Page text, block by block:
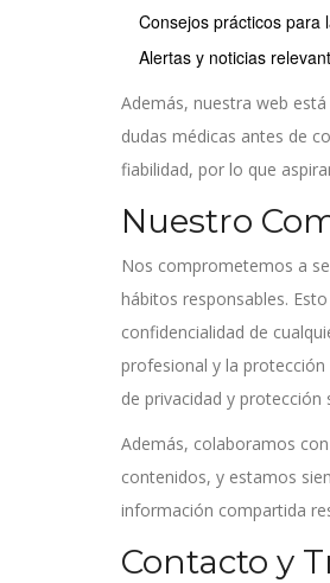
Consejos prácticos para
Alertas y noticias
Además, nuestra web
dudas médicas antes de
fiabilidad, por lo que
Nuestro
Nos comprometemos a
hábitos responsables.
confidencialidad de
profesional y la
de privacidad y protección
Además, colaboramos
contenidos, y estamos
información compartida
Contacto y